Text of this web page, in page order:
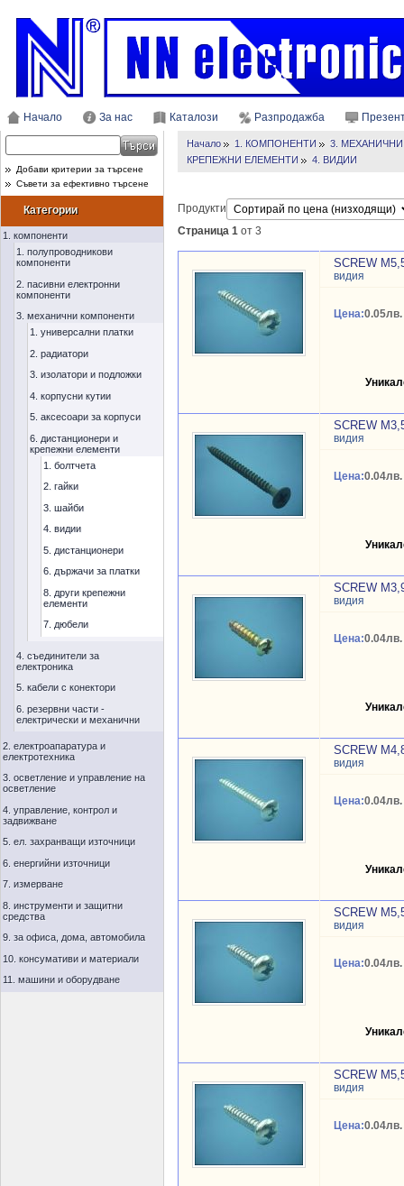
Начало За нас Каталози Разпродажба
Добави критерии за търсене
Съвети за ефективно търсене
Категории
1. компоненти
1. полупроводникови
компоненти
2. пасивни електронни
компоненти
3. механични компоненти
1. универсални платки
2. радиатори
3. изолатори и подложки
4. корпусни кутии
5. аксесоари за корпуси
6. дистанционери и
крепежни елементи
1. болтчета
2. гайки
3. шайби
4. видии
5. дистанционери
6. държачи за платки
8. други крепежни
елементи
7. дюбели
4. съединители за
електроника
5. кабели с конектори
6. резервни части -
електрически и механични
2. електроапаратура и
електротехника
3. осветление и управление на
осветление
4. управление, контрол и
задвижване
5. ел. захранващи източници
6. енергийни източници
7. измерване
8. инструменти и защитни
средства
9. за офиса, дома, автомобила
10. консумативи и материали
11. машини и оборудване
Начало 1. КОМПОНЕНТИ
3.
КРЕПЕЖНИ ЕЛЕМЕНТИ
4. ВИДИИ
Продукти
Страница 1 от 3
SCREW
видия
Цена:0.05лв.
SCREW
видия
Цена:0.04лв.
SCREW
видия
Цена:0.04лв.
SCREW
видия
Цена:0.04лв.
SCREW
видия
Цена:0.04лв.
SCREW
видия
Цена:0.04лв.